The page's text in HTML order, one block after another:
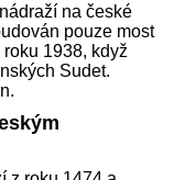
na české
pouze most
1938, když
Sudet.